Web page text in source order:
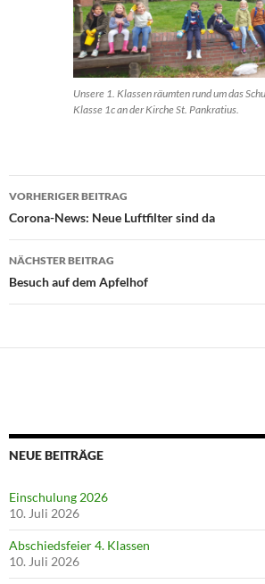
Unsere 1. Klassen räumten rund um das
Klasse 1c an der Kirche St. Pankratius.
Beitragsnavigation
VORHERIGER BEITRAG
Corona-News: Neue Luftfilter sind da
NÄCHSTER BEITRAG
Besuch auf dem Apfelhof
NEUE BEITRÄGE
Einschulung 2026
10. Juli 2026
Abschiedsfeier 4. Klassen
10. Juli 2026